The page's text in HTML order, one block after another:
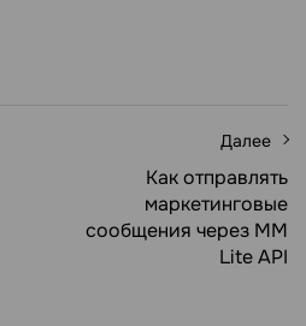
Далее
Как отправлять
маркетинговые
сообщения через MM
Lite API